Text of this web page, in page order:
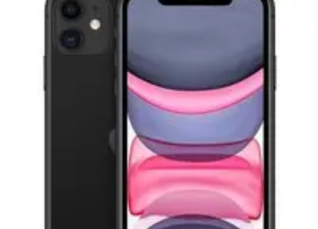
Ecommerçants France
Fidélisation et expérience client
Plateformes e-commerce
Ecommerçants France